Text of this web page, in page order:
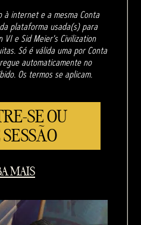
à internet e a mesma Conta
plataforma usada(s) para
VI e Sid Meier's Civilization
Só é válida uma por Conta
automaticamente no
Os termos se aplicam.
SE OU
MAIS